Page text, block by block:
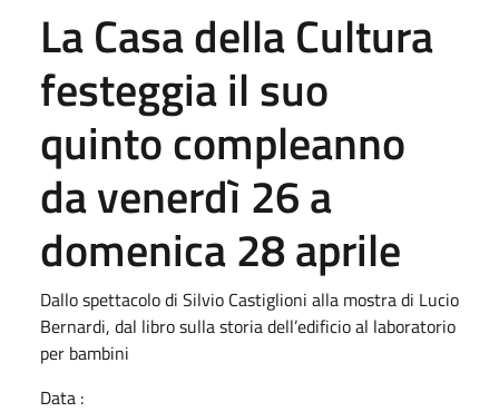
La Casa della Cultura
festeggia il suo
quinto compleanno
da venerdì 26 a
domenica 28 aprile
Dallo spettacolo di Silvio Castiglioni alla mostra di Lucio
Bernardi, dal libro sulla storia dell’edificio al laboratorio
per bambini
Data :